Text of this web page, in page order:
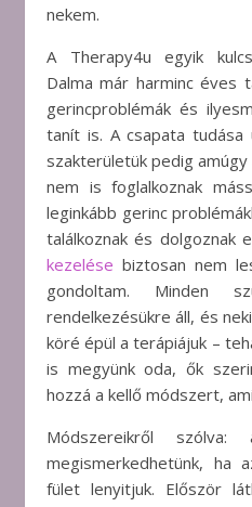
nekem.
A Therapy4u egyik
Dalma már harminc éves
gerincproblémák és
tanít is. A csapata
szakterületük pedig
nem is foglalkoznak
leginkább gerinc
találkoznak és dolgoznak
kezelése biztosan nem
gondoltam. Minden
rendelkezésükre áll, és
köré épül a terápiájuk –
is megyünk oda, ők
hozzá a kellő módszert,
Módszereikről
megismerkedhetünk, ha
fület lenyitjuk. Először